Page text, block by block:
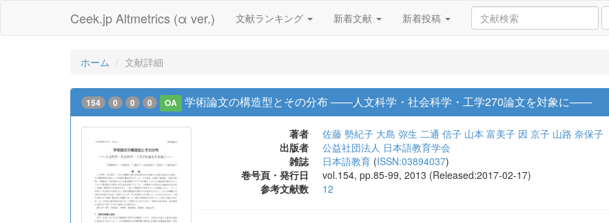
Ceek.jp Altmetrics (α ver.) 文献ランキング 新着文献 新着投稿
ホーム 文献詳細
154 0 0 0 OA 学術論文の構造型とその分布 ――人文科学・社会科学・工学270論文を対象に――
著者 佐藤 勢紀子 大島 弥生 二通 信子 山本 富美子 因 京子 山路 奈保子
出版者
公益社団法人 日本語教育学会
雑誌
日本語教育 (ISSN:03894037)
巻号頁・発行日
vol.154, pp.85-99, 2013 (Released:2017-02-17)
参考文献数
12